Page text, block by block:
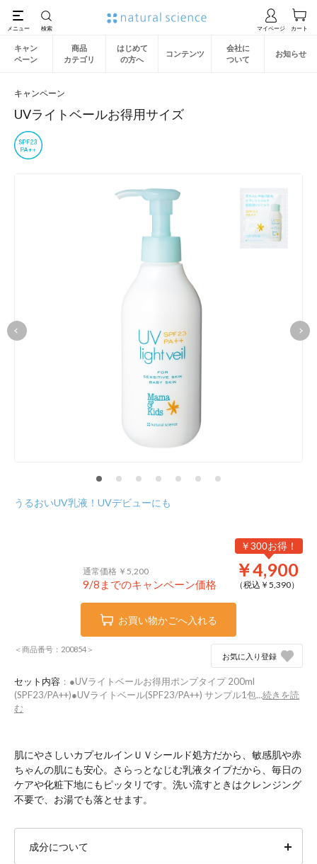
キャン
ペーン
商品
カテゴリ
はじめて
の方へ
コンテンツ
会社に
ついて
お知らせ
キャンペーン
UVライトベールお得用サイズ
うるおいUV乳液！UVデビューにも
通常価格 ￥5,200
9/8までのキャンペーン価格
￥300お得！
￥4,900
（税込￥ 5,390）
お買い物かごへ入れる
＜商品番号：200854＞
お気に入り登録
セット内容 ：●UVライトベールお得用ポンプタイプ 200ml
(SPF23/PA++)●UVライトベール(SPF23/PA++) サンプル1包...続きを読
む
肌にやさしいカプセルインＵＶシールド処方だから、敏感肌や赤
ちゃんの肌にも安心。さらっとなじむ乳液タイプだから、毎日の
ケアや化粧下地にもピッタリです。洗い流すときはクレンジング
不要で、お湯でも落とせます。
成分について